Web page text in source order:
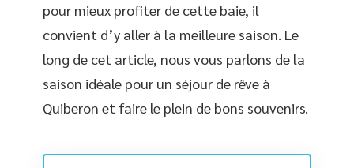
pour mieux profiter de cette baie, il
convient d’y aller à la meilleure saison. Le
long de cet article, nous vous parlons de la
saison idéale pour un séjour de rêve à
Quiberon et faire le plein de bons souvenirs.